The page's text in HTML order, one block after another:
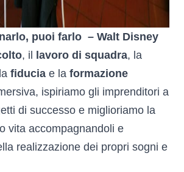
puoi farlo – Walt Disney
, il lavoro di squadra, la
fiducia e la formazione
ispiriamo gli imprenditori a
di successo e miglioriamo la
vita accompagnandoli e
realizzazione dei propri sogni e